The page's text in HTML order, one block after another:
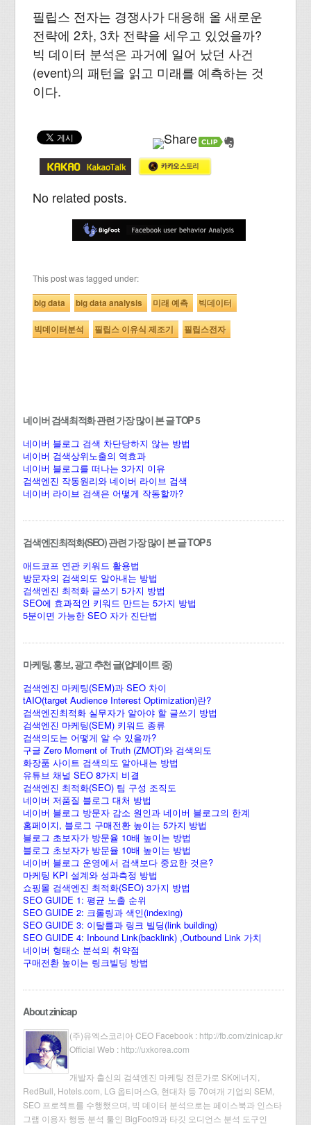
필립스 전자는 경쟁사가 대응해 올 새로운
전략에 2차, 3차 전략을 세우고 있었을까?
빅 데이터 분석은 과거에 일어 났던 사건
(event)의 패턴을 읽고 미래를 예측하는 것
이다.
No related posts.
This post was tagged under:
big data big data analysis 미래 예측 빅데이터
빅데이터분석 필립스 이유식 제조기 필립스전자
네이버 검색최적화 관련 가장 많이 본 글 TOP 5
네이버 블로그 검색 차단당하지 않는 방법
네이버 검색상위노출의 역효과
네이버 블로그를 떠나는 3가지 이유
검색엔진 작동원리와 네이버 라이브 검색
네이버 라이브 검색은 어떻게 작동할까?
검색엔진최적화(SEO) 관련 가장 많이 본 글 TOP 5
애드코프 연관 키워드 활용법
방문자의 검색의도 알아내는 방법
검색엔진 최적화 글쓰기 5가지 방법
SEO에 효과적인 키워드 만드는 5가지 방법
5분이면 가능한 SEO 자가 진단법
마케팅, 홍보, 광고 추천 글(업데이트 중)
검색엔진 마케팅(SEM)과 SEO 차이
tAIO(target Audience Interest Optimization)란?
검색엔진최적화 실무자가 알아야 할 글쓰기 방법
검색엔진 마케팅(SEM) 키워드 종류
검색의도는 어떻게 알 수 있을까?
구글 Zero Moment of Truth (ZMOT)와 검색의도
화장품 사이트 검색의도 알아내는 방법
유튜브 채널 SEO 8가지 비결
검색엔진 최적화(SEO) 팀 구성 조직도
네이버 저품질 블로그 대처 방법
네이버 블로그 방문자 감소 원인과 네이버 블로그의 한계
홈페이지, 블로그 구매전환 높이는 5가지 방법
블로그 초보자가 방문율 10배 높이는 방법
블로그 초보자가 방문율 10배 높이는 방법
네이버 블로그 운영에서 검색보다 중요한 것은?
마케팅 KPI 설계와 성과측정 방법
쇼핑몰 검색엔진 최적화(SEO) 3가지 방법
SEO GUIDE 1: 평균 노출 순위
SEO GUIDE 2: 크롤링과 색인(indexing)
SEO GUIDE 3: 이탈률과 링크 빌딩(link building)
SEO GUIDE 4: Inbound Link(backlink) ,Outbound Link 가치
네이버 형태소 분석의 취약점
구매전환 높이는 링크빌딩 방법
About zinicap
(주)유엑스코리아 CEO Facebook : http://fb.com/zinicap.kr
Official Web : http://uxkorea.com
개발자 출신의 검색엔진 마케팅 전문가로 SK에너지,
RedBull, Hotels.com, LG 옵티머스G, 현대차 등 70여개 기업의 SEM,
SEO 프로젝트를 수행했으며, 빅 데이터 분석으로는 페이스북과 인스타
그램 이용자 행동 분석 툴인 BigFoot9과 타깃 오디언스 분석 도구인